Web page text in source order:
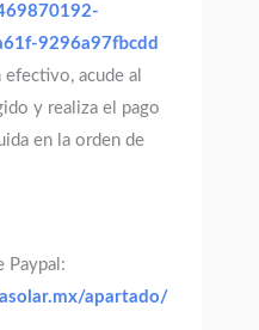
9296a97fbcdd
acude al
y realiza el pago
en la orden de
Paypal:
apartado/